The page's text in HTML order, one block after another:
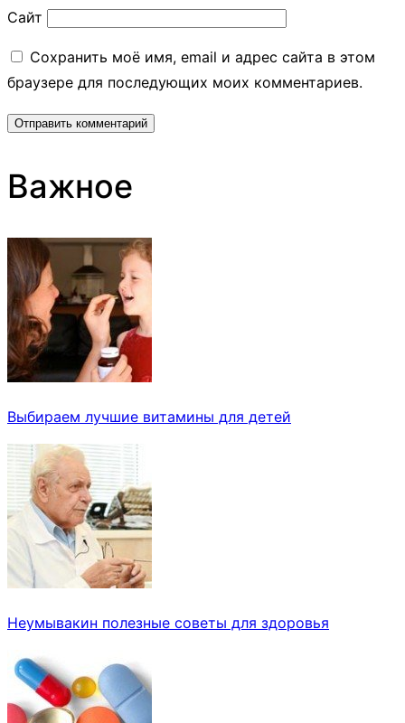
Сайт
Сохранить моё имя, email и адрес сайта в этом
браузере для последующих моих комментариев.
Важное
Выбираем лучшие витамины для детей
Неумывакин полезные советы для здоровья